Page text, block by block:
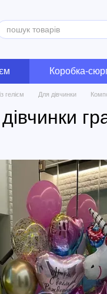
Коробка-
гелієм Для дівчинки